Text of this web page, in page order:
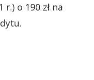
o 190 zł na